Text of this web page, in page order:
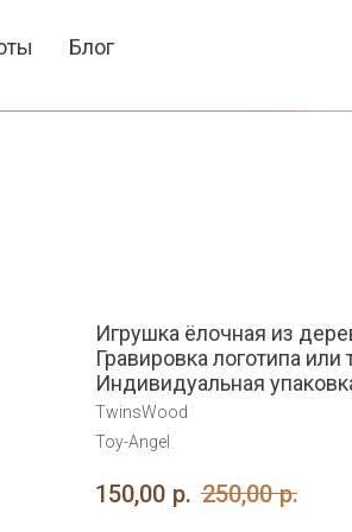
Блог
Игрушка ёлочная из
Гравировка логотипа или
Индивидуальная
TwinsWood
Toy-Angel
150,00 р. 250,00 р.